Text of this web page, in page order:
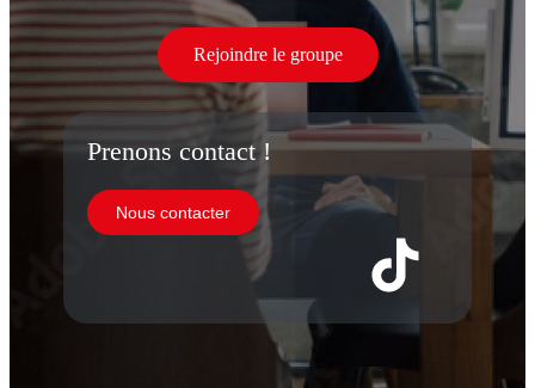
Rejoindre le groupe
Prenons contact !
Nous contacter